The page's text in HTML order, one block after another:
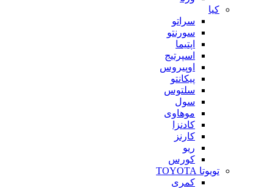
کیا
سراتو
سورنتو
اپتیما
اسپرتیج
اوپیروس
پیکانتو
سلتوس
سول
موهاوی
کادنزا
کارنز
ریو
کورس
تویوتا TOYOTA
کمری